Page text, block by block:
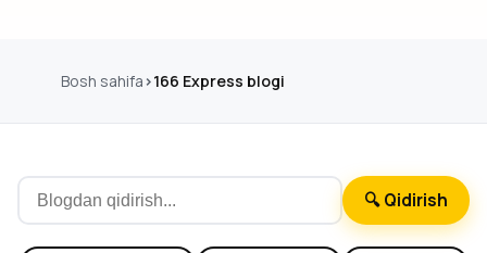
Bosh sahifa 166 Express blogi
🔍 Qidirish